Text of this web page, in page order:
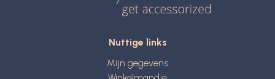
Nuttige links
Mijn gegevens